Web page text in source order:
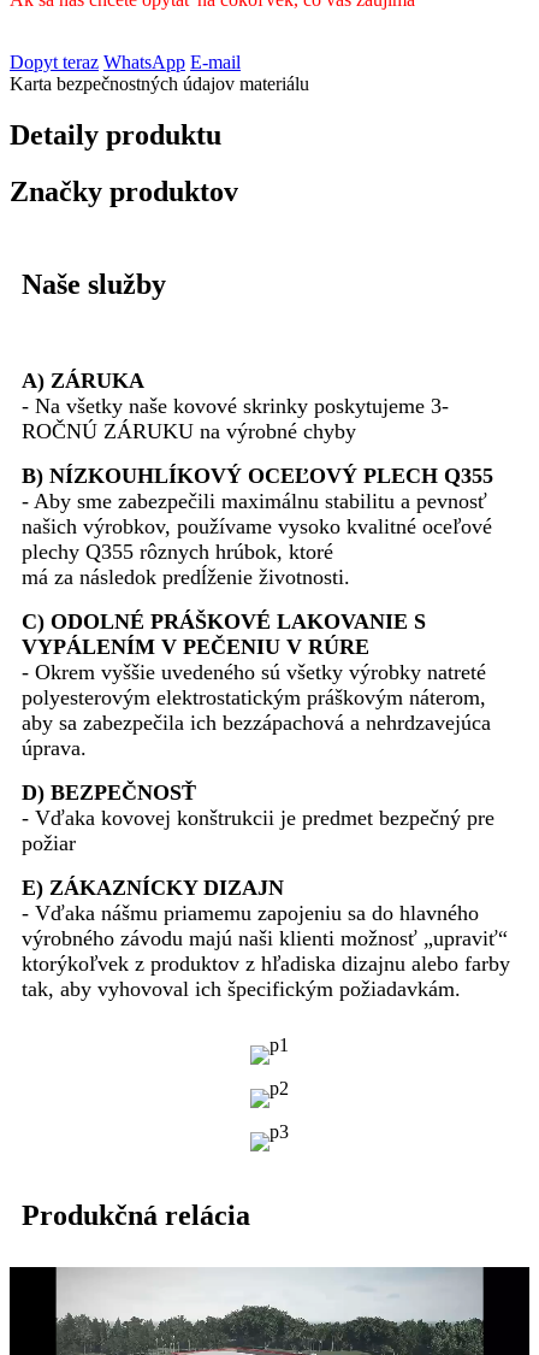
Dopyt teraz WhatsApp E-mail
Karta bezpečnostných údajov materiálu
Detaily produktu
Značky produktov
Naše služby
A) ZÁRUKA
- Na všetky naše kovové skrinky poskytujeme 3-
ROČNÚ ZÁRUKU na výrobné chyby
B) NÍZKOUHLÍKOVÝ OCEĽOVÝ PLECH Q355
- Aby sme zabezpečili maximálnu stabilitu a pevnosť
našich výrobkov, používame vysoko kvalitné oceľové
plechy Q355 rôznych hrúbok, ktoré
má za následok predĺženie životnosti.
C) ODOLNÉ PRÁŠKOVÉ LAKOVANIE S
VYPÁLENÍM V PEČENIU V RÚRE
- Okrem vyššie uvedeného sú všetky výrobky natreté
polyesterovým elektrostatickým práškovým náterom,
aby sa zabezpečila ich bezzápachová a nehrdzavejúca
úprava.
D) BEZPEČNOSŤ
- Vďaka kovovej konštrukcii je predmet bezpečný pre
požiar
E) ZÁKAZNÍCKY DIZAJN
- Vďaka nášmu priamemu zapojeniu sa do hlavného
výrobného závodu majú naši klienti možnosť „upraviť“
ktorýkoľvek z produktov z hľadiska dizajnu alebo farby
tak, aby vyhovoval ich špecifickým požiadavkám.
Produkčná relácia